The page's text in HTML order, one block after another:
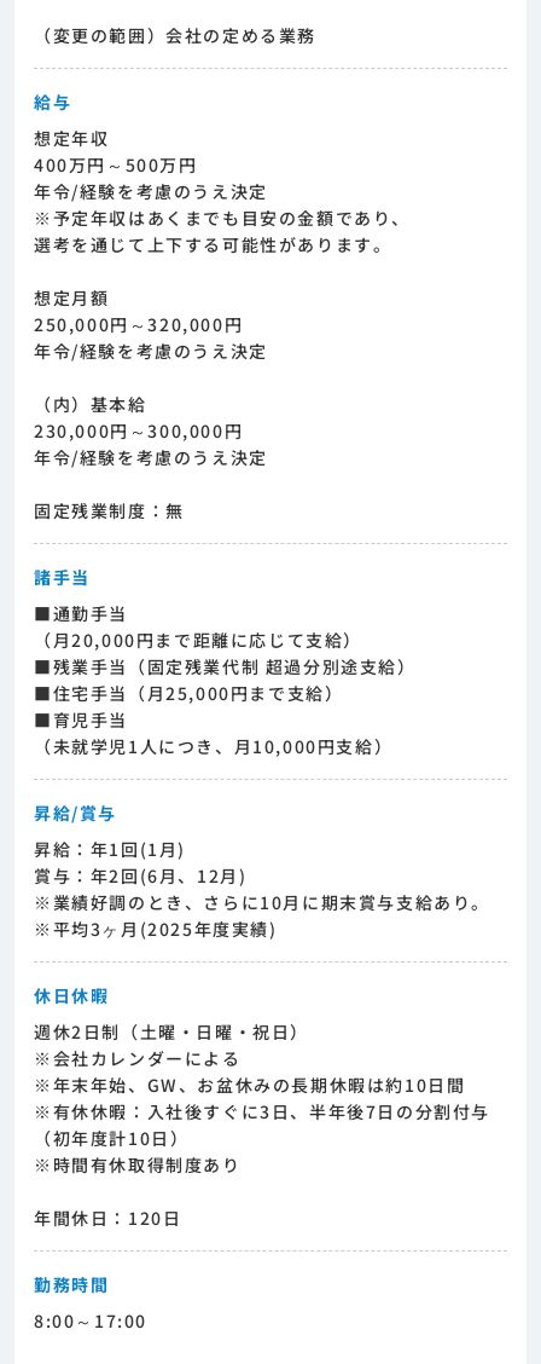
（変更の範囲）会社の定める業務
給与
想定年収
400万円～500万円
年令/経験を考慮のうえ決定
※予定年収はあくまでも目安の金額であり、
選考を通じて上下する可能性があります。
想定月額
250,000円～320,000円
年令/経験を考慮のうえ決定
（内）基本給
230,000円～300,000円
年令/経験を考慮のうえ決定
固定残業制度：無
諸手当
■通勤手当
（月20,000円まで距離に応じて支給）
■残業手当（固定残業代制 超過分別途支給）
■住宅手当（月25,000円まで支給）
■育児手当
（未就学児1人につき、月10,000円支給）
昇給/賞与
昇給：年1回(1月)
賞与：年2回(6月、12月)
※業績好調のとき、さらに10月に期末賞与支給あり。
※平均3ヶ月(2025年度実績)
休日休暇
週休2日制（土曜・日曜・祝日）
※会社カレンダーによる
※年末年始、GW、お盆休みの長期休暇は約10日間
※有休休暇：入社後すぐに3日、半年後7日の分割付与
（初年度計10日）
※時間有休取得制度あり
年間休日：120日
勤務時間
8:00～17:00